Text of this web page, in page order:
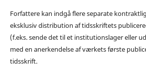
Forfattere kan indgå flere separate
eksklusiv distribution af tidsskriftets
(f.eks. sende det til et institutionslager eller
med en anerkendelse af værkets første
tidsskrift.